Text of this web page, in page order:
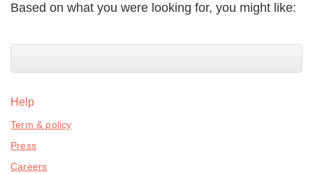
Based on what you were looking for, you might like:
Help
Term & policy
Press
Careers